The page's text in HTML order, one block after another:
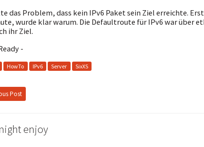
das Problem, dass kein IPv6 Paket sein Ziel erreichte.
wurde klar warum. Die Defaultroute für IPv6 war über
ihr Ziel.
-
HowTo IPv6 Server SixXS
Post
enjoy